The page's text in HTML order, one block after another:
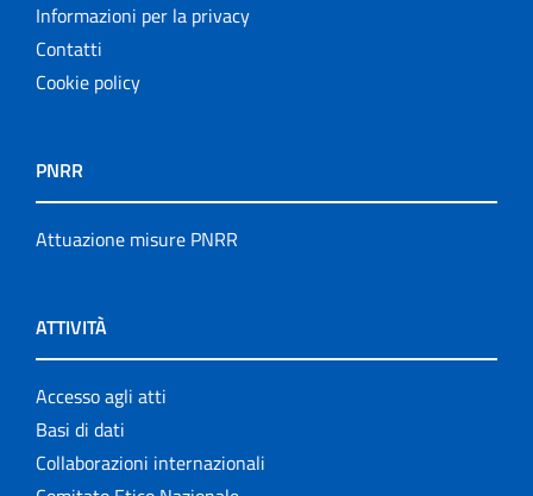
Informazioni per la privacy
Contatti
Cookie policy
PNRR
Attuazione misure PNRR
ATTIVITÀ
Accesso agli atti
Basi di dati
Collaborazioni internazionali